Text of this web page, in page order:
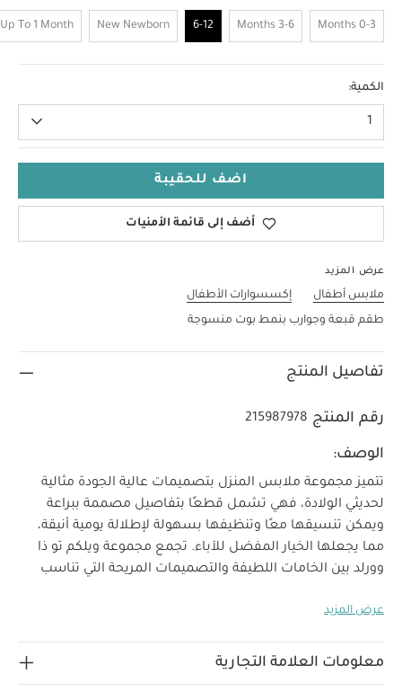
0-3 Months
3-6 Months
6-12
New Newborn
Up To 1 Month
الكمية:
1
اضف للحقيبة
أضف إلى قائمة الأمنيات
عرض المزيد
ملابس أطفال
إكسسوارات الأطفال
طقم قبعة وجوارب بنمط بوت منسوجة
تفاصيل المنتج
رقم المنتج 215987978
الوصف:
تتميز مجموعة ملابس المنزل بتصميمات عالية الجودة مثالية
لحديثي الولادة، فهي تشمل قطعًا بتفاصيل مصممة ببراعة
ويمكن تنسيقها معًا وتنظيفها بسهولة لإطلالة يومية أنيقة،
مما يجعلها الخيار المفضل للآباء. تجمع مجموعة ويلكم تو ذا
وورلد بين الخامات اللطيفة والتصميمات المريحة التي تناسب
إطلالة صغارك مع هذا الطقم المكون من قبعة منسوجة باللون
من 100‏%‏‏ قطن.
لماذا تشتري هذا المنتج:
عرض المزيد
معلومات العلامة التجارية